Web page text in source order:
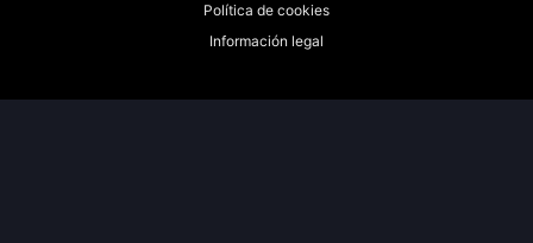
Política de cookies
Información legal